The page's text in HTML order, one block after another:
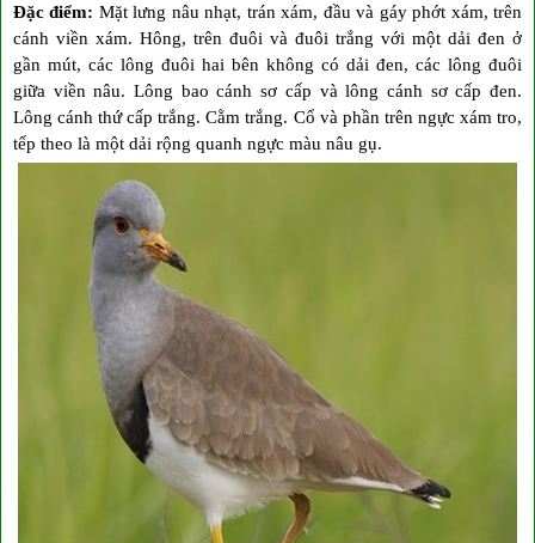
Đặc điểm: Mặt lưng nâu nhạt, trán xám, đầu và gáy phớt xám, trên
cánh viền xám. Hông, trên đuôi và đuôi trắng với một dải đen ở
gần mút, các lông đuôi hai bên không có dải đen, các lông đuôi
giữa viền nâu. Lông bao cánh sơ cấp và lông cánh sơ cấp đen.
Lông cánh thứ cấp trắng. Cằm trắng. Cổ và phần trên ngực xám tro,
tếp theo là một dải rộng quanh ngực màu nâu gụ.